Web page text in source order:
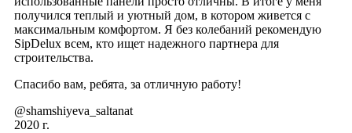
получился теплый и уютный дом, в котором живется с
максимальным комфортом. Я без колебаний рекомендую
SipDelux всем, кто ищет надежного партнера для
строительства.
Спасибо вам, ребята, за отличную работу!
@shamshiyeva_saltanat
2020 г.